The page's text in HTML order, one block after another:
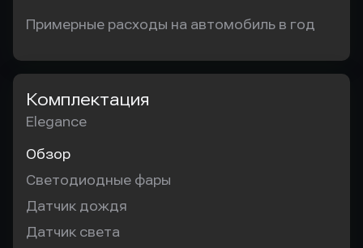
Примерные расходы на автомобиль в год
Комплектация
Elegance
Обзор
Светодиодные фары
Датчик дождя
Датчик света